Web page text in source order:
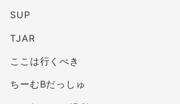
SUP
TJAR
ここは行くべき
ちーむBだっしゅ